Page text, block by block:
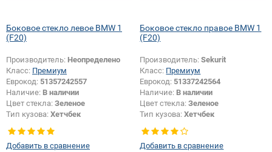
Боковое стекло левое BMW 1
(F20)
Производитель: Неопределено
Класс: Премиум
Еврокод: 51357242557
Наличие: В наличии
Цвет стекла: Зеленое
Тип кузова: Хетчбек
Тип стекла: Боковое стекло левое
Добавить в сравнение
Боковое стекло правое BMW 1
(F20)
Производитель:Sekurit
Класс: Премиум
Еврокод: 51337242564
Наличие: В наличии
Цвет стекла:Зеленое
Тип кузова:Хетчбек
Тип стекла:Боковое стекло
правое
Добавить в сравнение